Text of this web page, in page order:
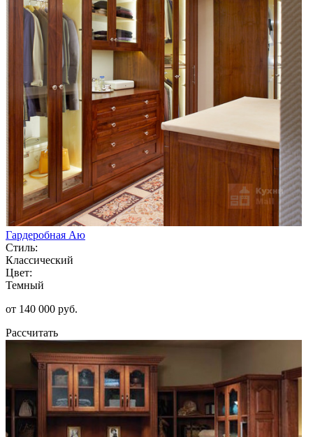
Гардеробная Аю
Стиль:
Классический
Цвет:
Темный
от 140 000 руб.
Рассчитать